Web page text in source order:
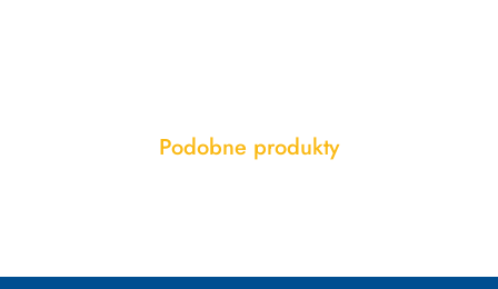
Pomiń karuzelę produktów
Produkty
Podobne produkty